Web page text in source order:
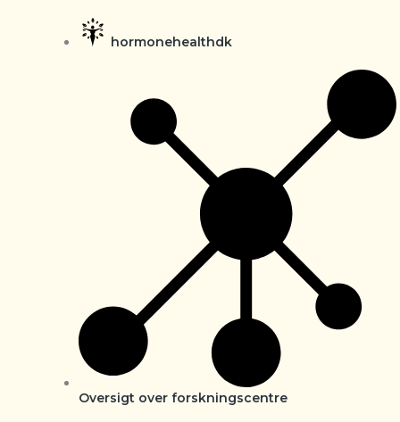
hormonehealthdk
Oversigt over forskningscentre